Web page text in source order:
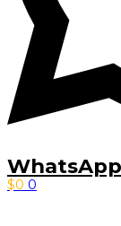
WhatsApp
$0 0